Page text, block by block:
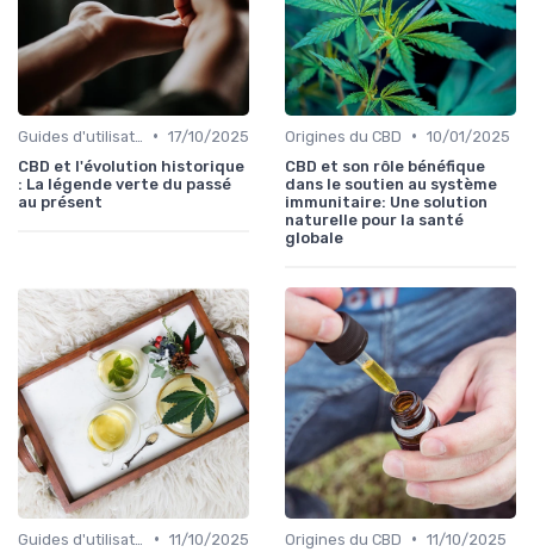
• 17/10/2025
CBD et l'évolution historique
: La légende verte du passé
au présent
Origines du CBD • 10/01/2025
CBD et son rôle bénéfique
dans le soutien au système
immunitaire: Une solution
naturelle pour la santé
globale
• 11/10/2025
Origines du CBD • 11/10/2025